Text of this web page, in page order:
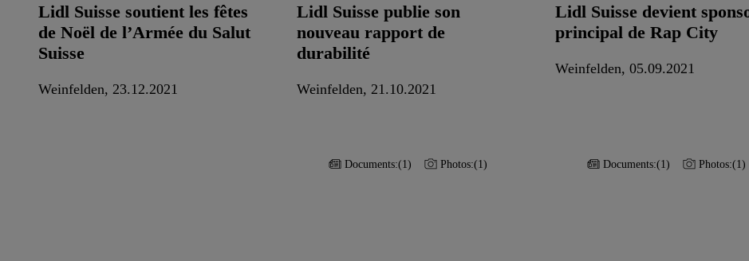
Lidl Suisse soutient les fêtes
de Noël de l’Armée du Salut
Suisse
Weinfelden, 23.12.2021
Lidl Suisse publie son
nouveau rapport de
durabilité
Weinfelden, 21.10.2021
Documents:(1) Photos:(1)
Lidl Suisse devient
principal de Rap City
Weinfelden, 05.09.2021
Documents:(1) Photos:(1)